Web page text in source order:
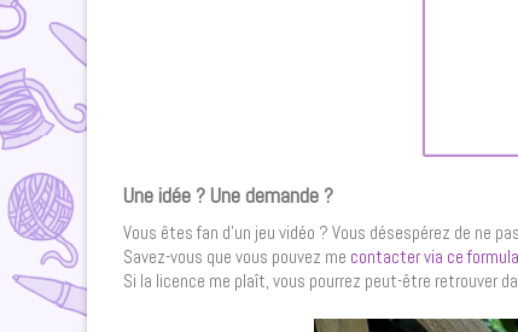
Une idée ? Une demande ?
Vous êtes fan d’un jeu vidéo ? Vous désespérez de ne
Savez-vous que vous pouvez me contacter via ce
Si la licence me plaît, vous pourrez peut-être retrouver